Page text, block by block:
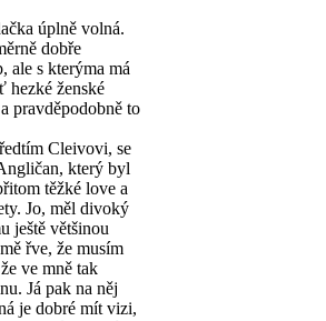
úplně volná.
dobře
ale s kterýma má
hezké ženské
pravděpodobně to
Cleivovi, se
který byl
těžké love a
Jo, měl divoký
ještě většinou
řve, že musím
ve mně tak
Já pak na něj
je dobré mít vizi,